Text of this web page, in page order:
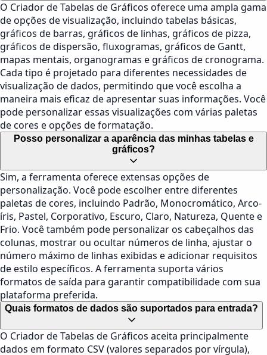
O Criador de Tabelas de Gráficos oferece uma ampla gama
de opções de visualização, incluindo tabelas básicas,
gráficos de barras, gráficos de linhas, gráficos de pizza,
gráficos de dispersão, fluxogramas, gráficos de Gantt,
mapas mentais, organogramas e gráficos de cronograma.
Cada tipo é projetado para diferentes necessidades de
visualização de dados, permitindo que você escolha a
maneira mais eficaz de apresentar suas informações. Você
pode personalizar essas visualizações com várias paletas
de cores e opções de formatação.
Posso personalizar a aparência das minhas tabelas e
gráficos?
Sim, a ferramenta oferece extensas opções de
personalização. Você pode escolher entre diferentes
paletas de cores, incluindo Padrão, Monocromático, Arco-
íris, Pastel, Corporativo, Escuro, Claro, Natureza, Quente e
Frio. Você também pode personalizar os cabeçalhos das
colunas, mostrar ou ocultar números de linha, ajustar o
número máximo de linhas exibidas e adicionar requisitos
de estilo específicos. A ferramenta suporta vários
formatos de saída para garantir compatibilidade com sua
plataforma preferida.
Quais formatos de dados são suportados para entrada?
O Criador de Tabelas de Gráficos aceita principalmente
dados em formato CSV (valores separados por vírgula),